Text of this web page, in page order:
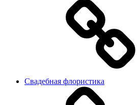
Свадебная флористика